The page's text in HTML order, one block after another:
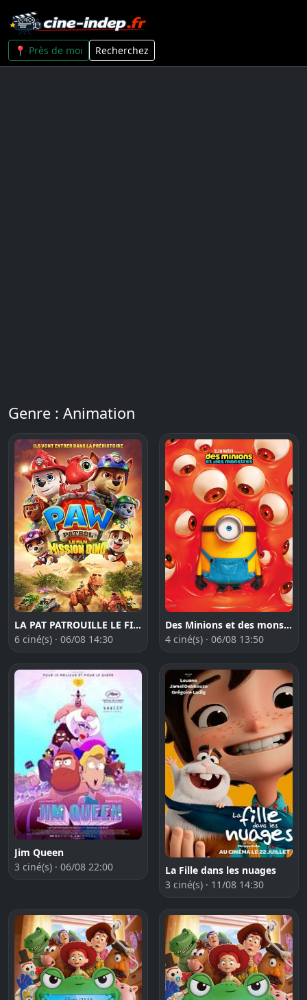
📍 Près de moi Recherchez
Genre : Animation
LA PAT PATROUILLE LE FILM MISSION DINO
6 ciné(s) · 06/08 14:30
Des Minions et des monstres
4 ciné(s) · 06/08 13:50
Jim Queen
3 ciné(s) · 06/08 22:00
La Fille dans les nuages
3 ciné(s) · 11/08 14:30